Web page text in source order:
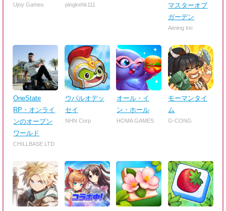
Ujoy Games pingkehk111
マスターオブ
ガーデン
Aiming Inc
OneState
RP・オンライ
ンのオープン
ワールド
CHILLBASE LTD
ウパルオデッ
セイ
NHN Corp
オール・イ
ン・ホール
HOMA GAMES
モーマンタイ
ム
G-CONG